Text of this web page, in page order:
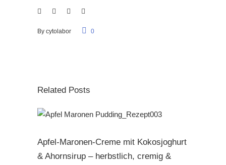
By cytolabor 0
Related Posts
Apfel-Maronen-Creme mit Kokosjoghurt
& Ahornsirup – herbstlich, cremig &